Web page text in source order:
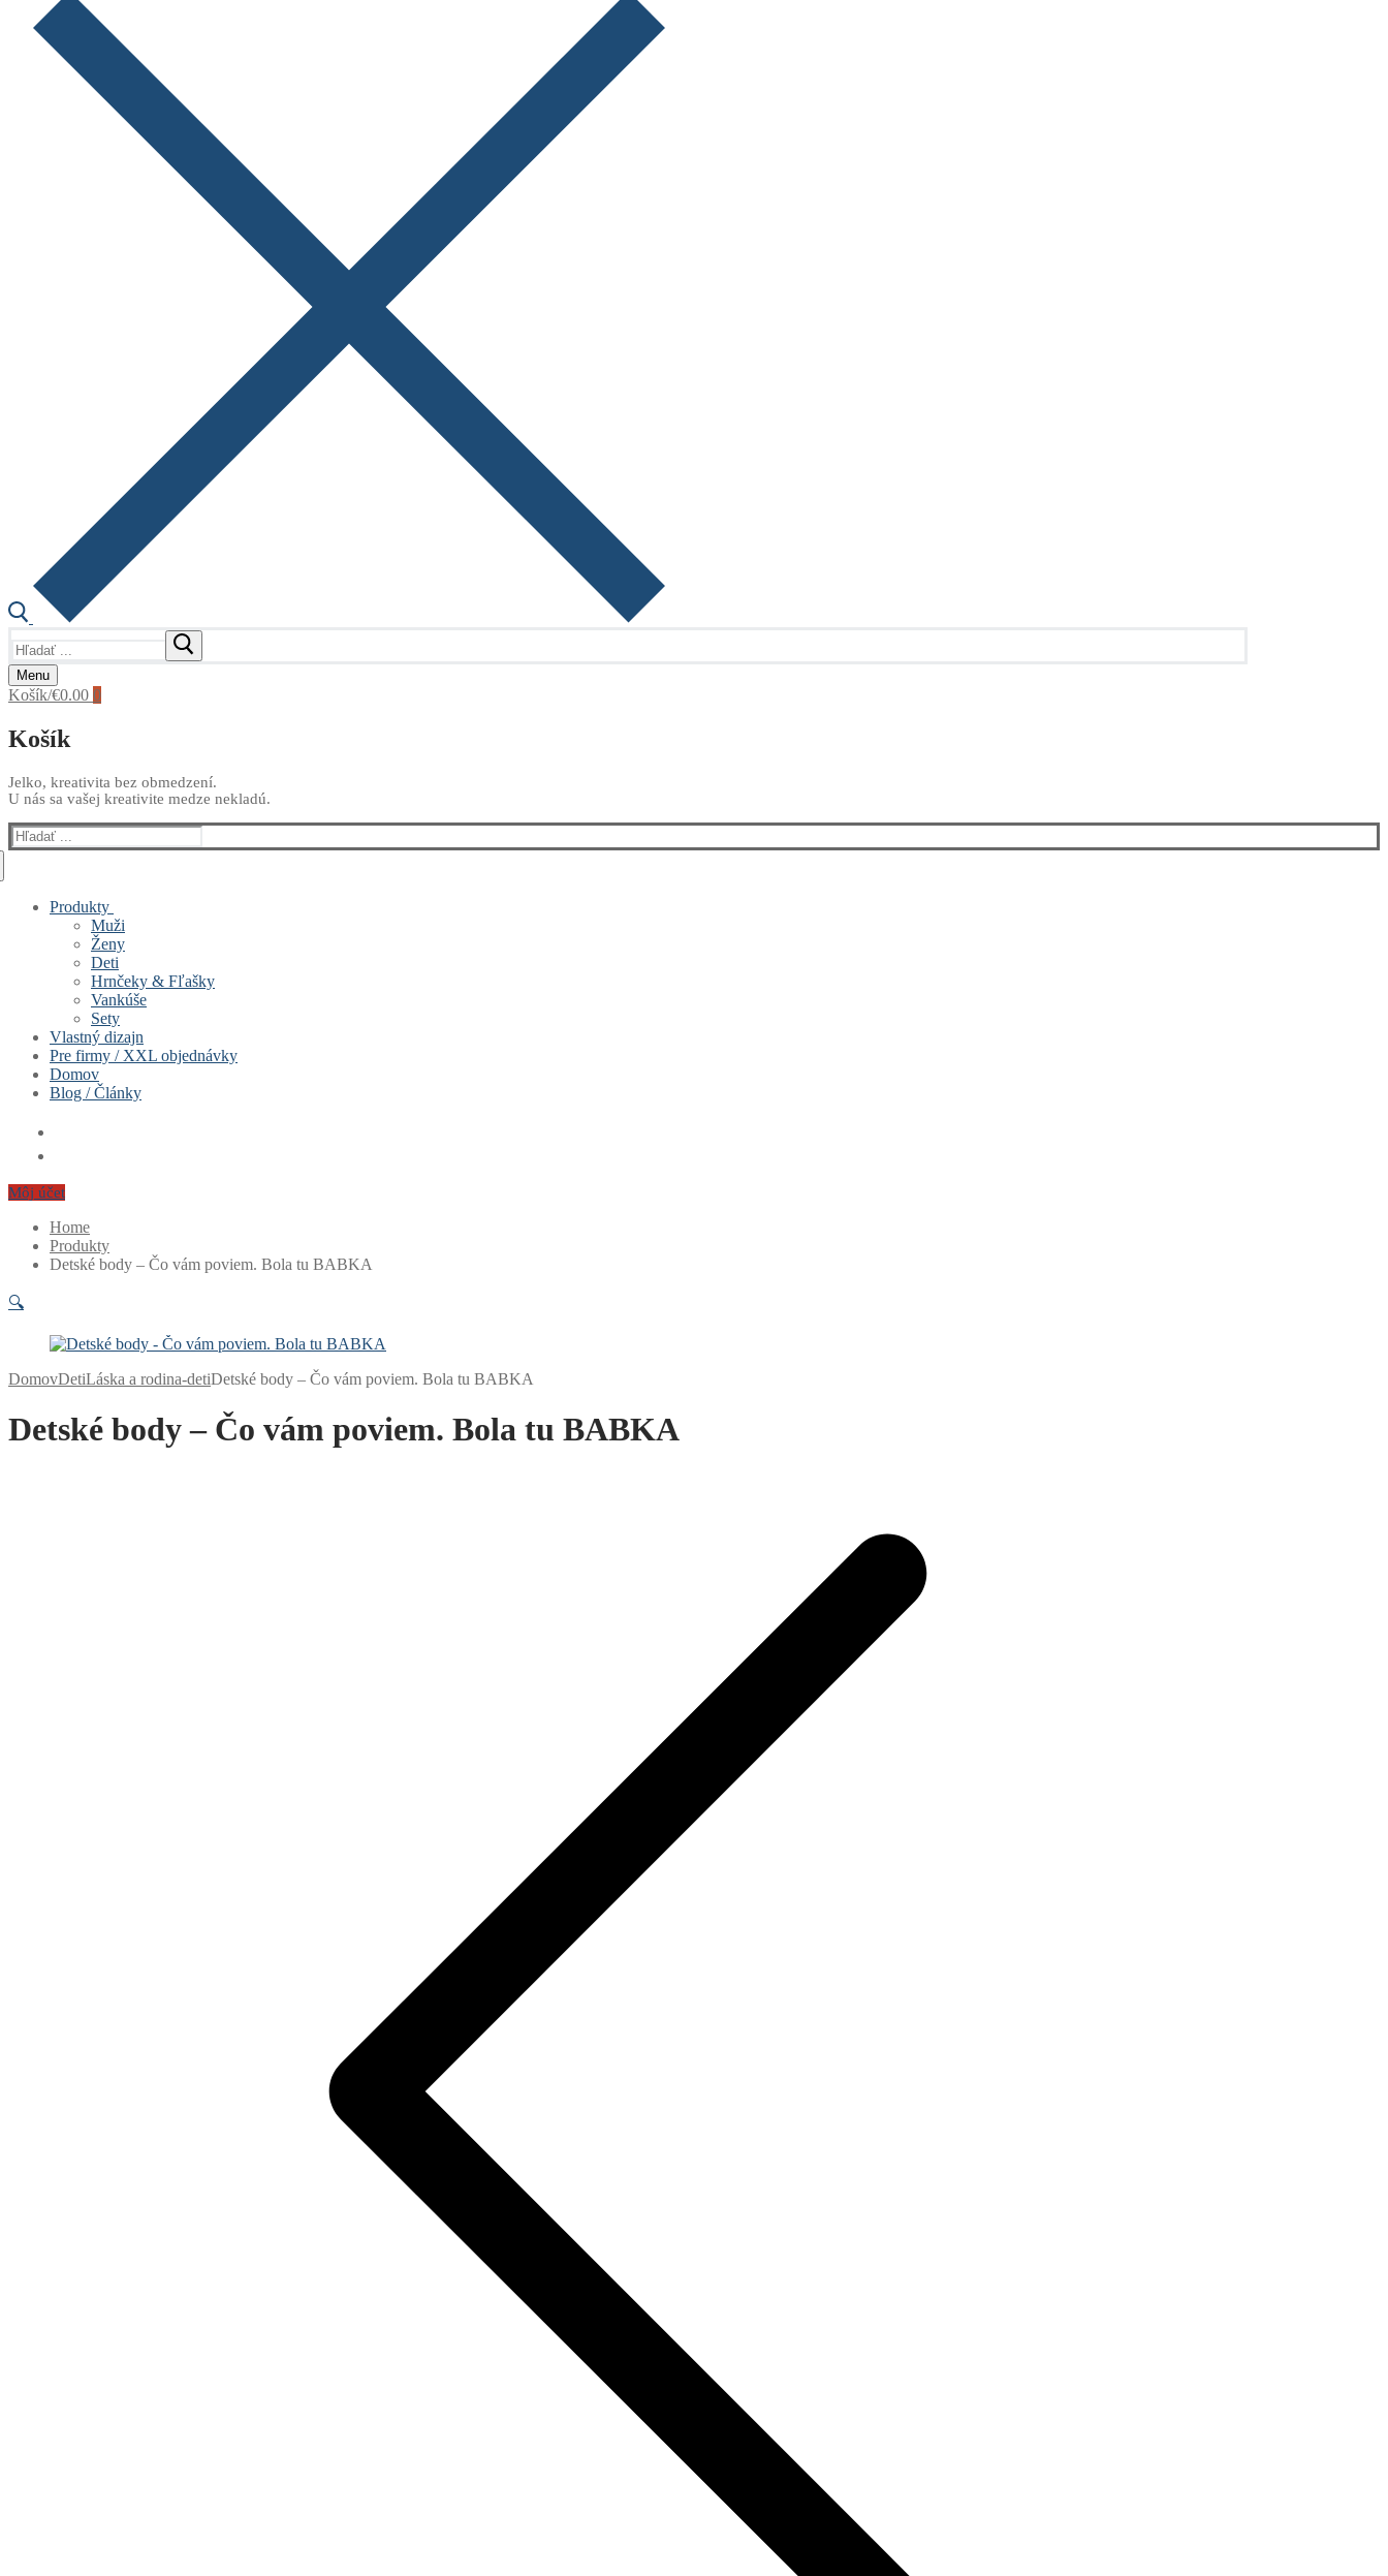
Menu
Košík/€0.00 0
Košík
Jelko, kreativita bez obmedzení.
U nás sa vašej kreativite medze nekladú.
Hľadať:
Produkty
Muži
Ženy
Deti
Hrnčeky & Fľašky
Vankúše
Sety
Vlastný dizajn
Pre firmy / XXL objednávky
Domov
Blog / Články
Môj účet
Home
Produkty
Detské body – Čo vám poviem. Bola tu BABKA
🔍
DomovDetiLáska a rodina-detiDetské body – Čo vám poviem. Bola tu BABKA
Detské body – Čo vám poviem. Bola tu BABKA